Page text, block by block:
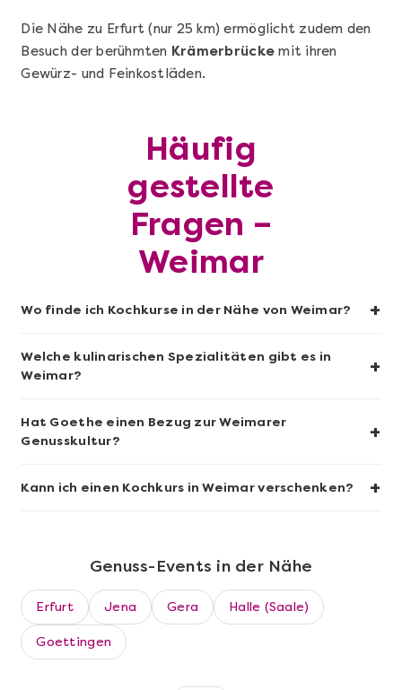
Die Nähe zu Erfurt (nur 25 km) ermöglicht zudem den
Besuch der berühmten Krämerbrücke mit ihren
Gewürz- und Feinkostläden.
Häufig
gestellte
Fragen –
Weimar
Wo finde ich Kochkurse in der Nähe von Weimar? +
Welche kulinarischen Spezialitäten gibt es in
Weimar?
+
Hat Goethe einen Bezug zur Weimarer
Genusskultur?
+
Kann ich einen Kochkurs in Weimar verschenken? +
Genuss-Events in der Nähe
Erfurt Jena Gera Halle (Saale)
Goettingen